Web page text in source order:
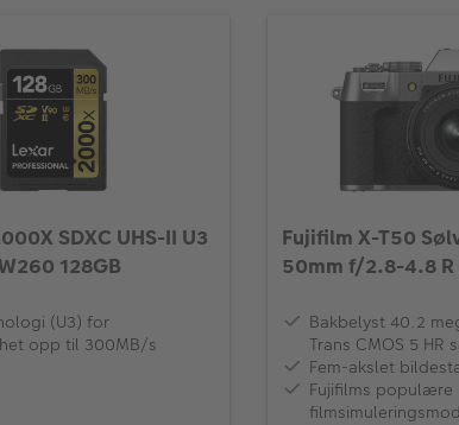
SDXC UHS-II U3
128GB
(U3) for
opp til 300MB/s
Fujifilm X-T50
50mm f/2.8-4.8 R
Bakbelyst 40.2
Trans CMOS 5 HR
Fem-akslet
Fujifilms populære